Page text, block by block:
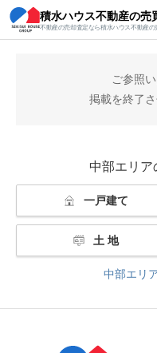
積水ハウス不動産の売
不動産の売却査定なら積水ハウス不動産の
積水ハウス不動産の売買 中部
ご参照
掲載を終了
中部エリア
一戸建て
土 地
中部エリ